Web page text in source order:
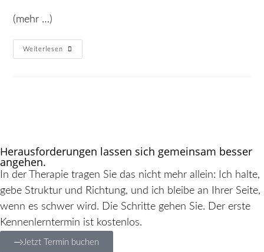
(mehr …)
Weiterlesen
Herausforderungen lassen sich gemeinsam besser
angehen.
In der Therapie tragen Sie das nicht mehr allein: Ich halte,
gebe Struktur und Richtung, und ich bleibe an Ihrer Seite,
wenn es schwer wird. Die Schritte gehen Sie. Der erste
Kennenlerntermin ist kostenlos.
Jetzt Termin buchen